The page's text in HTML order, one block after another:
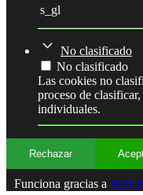
s_gl
No clasificado
No clasificado
Las cookies no
proceso de
individuales.
Rechazar
Funciona gracias a